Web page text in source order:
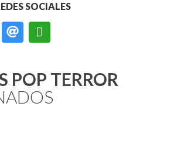
SOCIALES
POP TERROR